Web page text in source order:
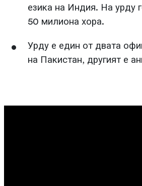
езика на Индия. На урду
50 милиона хора.
Урду е един от двата
на Пакистан, другият е